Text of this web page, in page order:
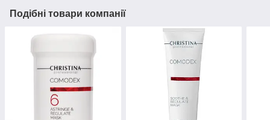
Подібні товари компанії